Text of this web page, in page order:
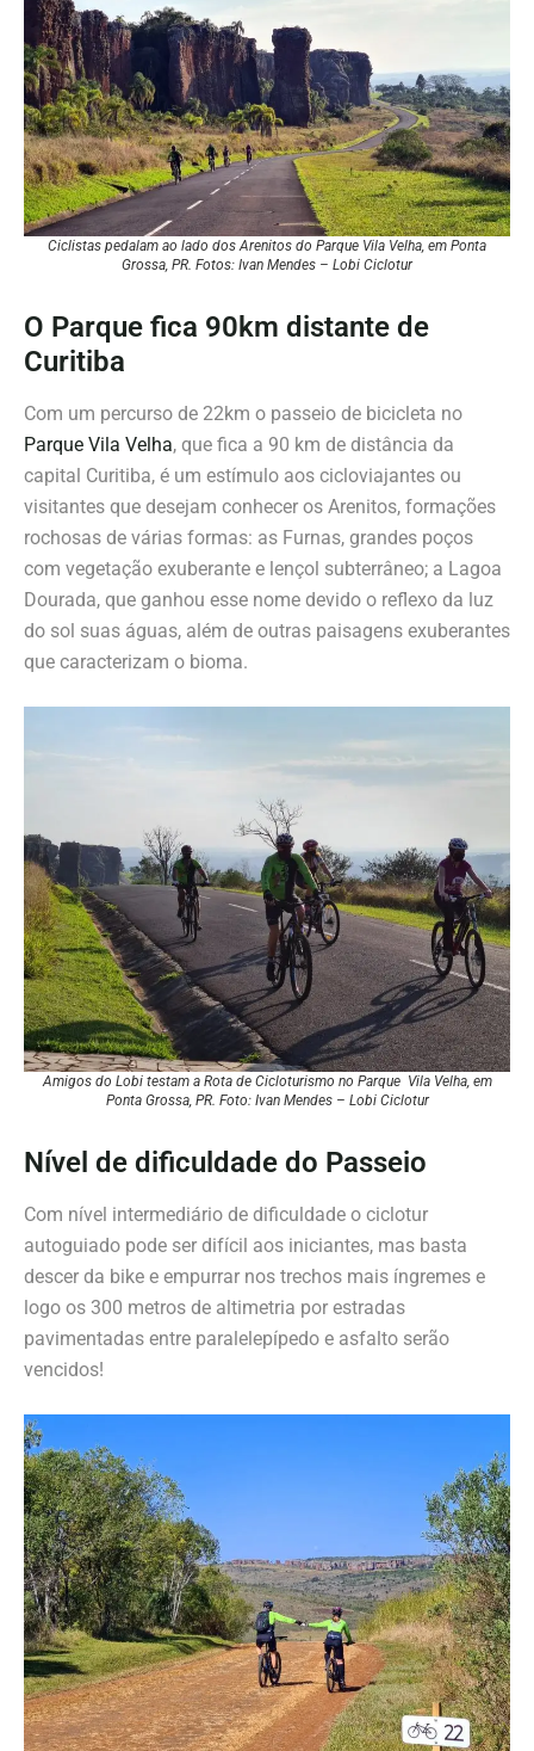
Ciclistas pedalam ao lado dos Arenitos do Parque Vila Velha, em Ponta
Grossa, PR. Fotos: Ivan Mendes – Lobi Ciclotur
O Parque fica 90km distante de
Curitiba
Com um percurso de 22km o passeio de bicicleta no
Parque Vila Velha, que fica a 90 km de distância da
capital Curitiba, é um estímulo aos cicloviajantes ou
visitantes que desejam conhecer os Arenitos, formações
rochosas de várias formas: as Furnas, grandes poços
com vegetação exuberante e lençol subterrâneo; a Lagoa
Dourada, que ganhou esse nome devido o reflexo da luz
do sol suas águas, além de outras paisagens exuberantes
que caracterizam o bioma.
Amigos do Lobi testam a Rota de Cicloturismo no Parque Vila Velha, em
Ponta Grossa, PR. Foto: Ivan Mendes – Lobi Ciclotur
Nível de dificuldade do Passeio
Com nível intermediário de dificuldade o ciclotur
autoguiado pode ser difícil aos iniciantes, mas basta
descer da bike e empurrar nos trechos mais íngremes e
logo os 300 metros de altimetria por estradas
pavimentadas entre paralelepípedo e asfalto serão
vencidos!